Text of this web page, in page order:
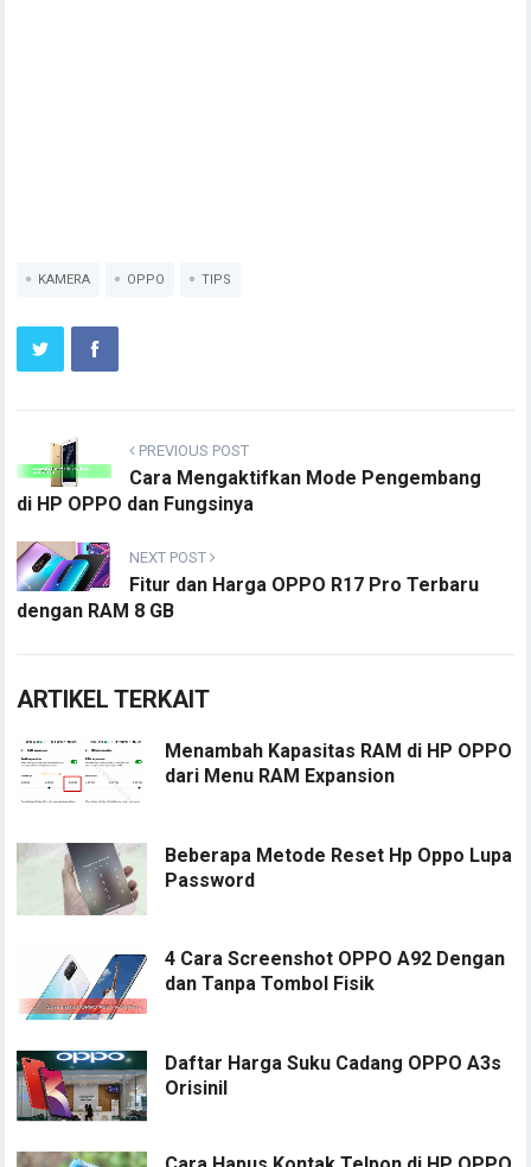
KAMERA OPPO TIPS
PREVIOUS POST
Cara Mengaktifkan Mode Pengembang
di HP OPPO dan Fungsinya
NEXT POST
Fitur dan Harga OPPO R17 Pro Terbaru
dengan RAM 8 GB
ARTIKEL TERKAIT
Menambah Kapasitas RAM di HP OPPO
dari Menu RAM Expansion
Beberapa Metode Reset Hp Oppo Lupa
Password
4 Cara Screenshot OPPO A92 Dengan
dan Tanpa Tombol Fisik
Daftar Harga Suku Cadang OPPO A3s
Orisinil